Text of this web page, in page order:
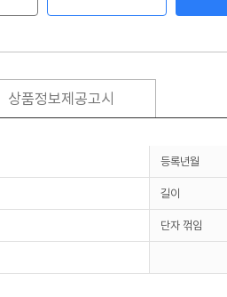
상품정보제공고시
등록년월
길이
단자 꺾임